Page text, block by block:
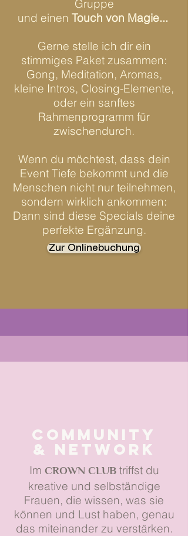
Gruppe
und einen Touch von Magie...
Gerne stelle ich dir ein
stimmiges Paket zusammen:
Gong, Meditation, Aromas,
kleine Intros, Closing-Elemente,
oder ein sanftes
Rahmenprogramm für
zwischendurch.
Wenn du möchtest, dass dein
Event Tiefe bekommt und die
Menschen nicht nur teilnehmen,
sondern wirklich ankommen:
Dann sind diese Specials deine
perfekte Ergänzung.
Zur Onlinebuchung
Community
& Network
Im CROWN CLUBtriffst du
kreative und selbständige
Frauen, die wissen, was sie
können und Lust haben, genau
das miteinander zu verstärken.